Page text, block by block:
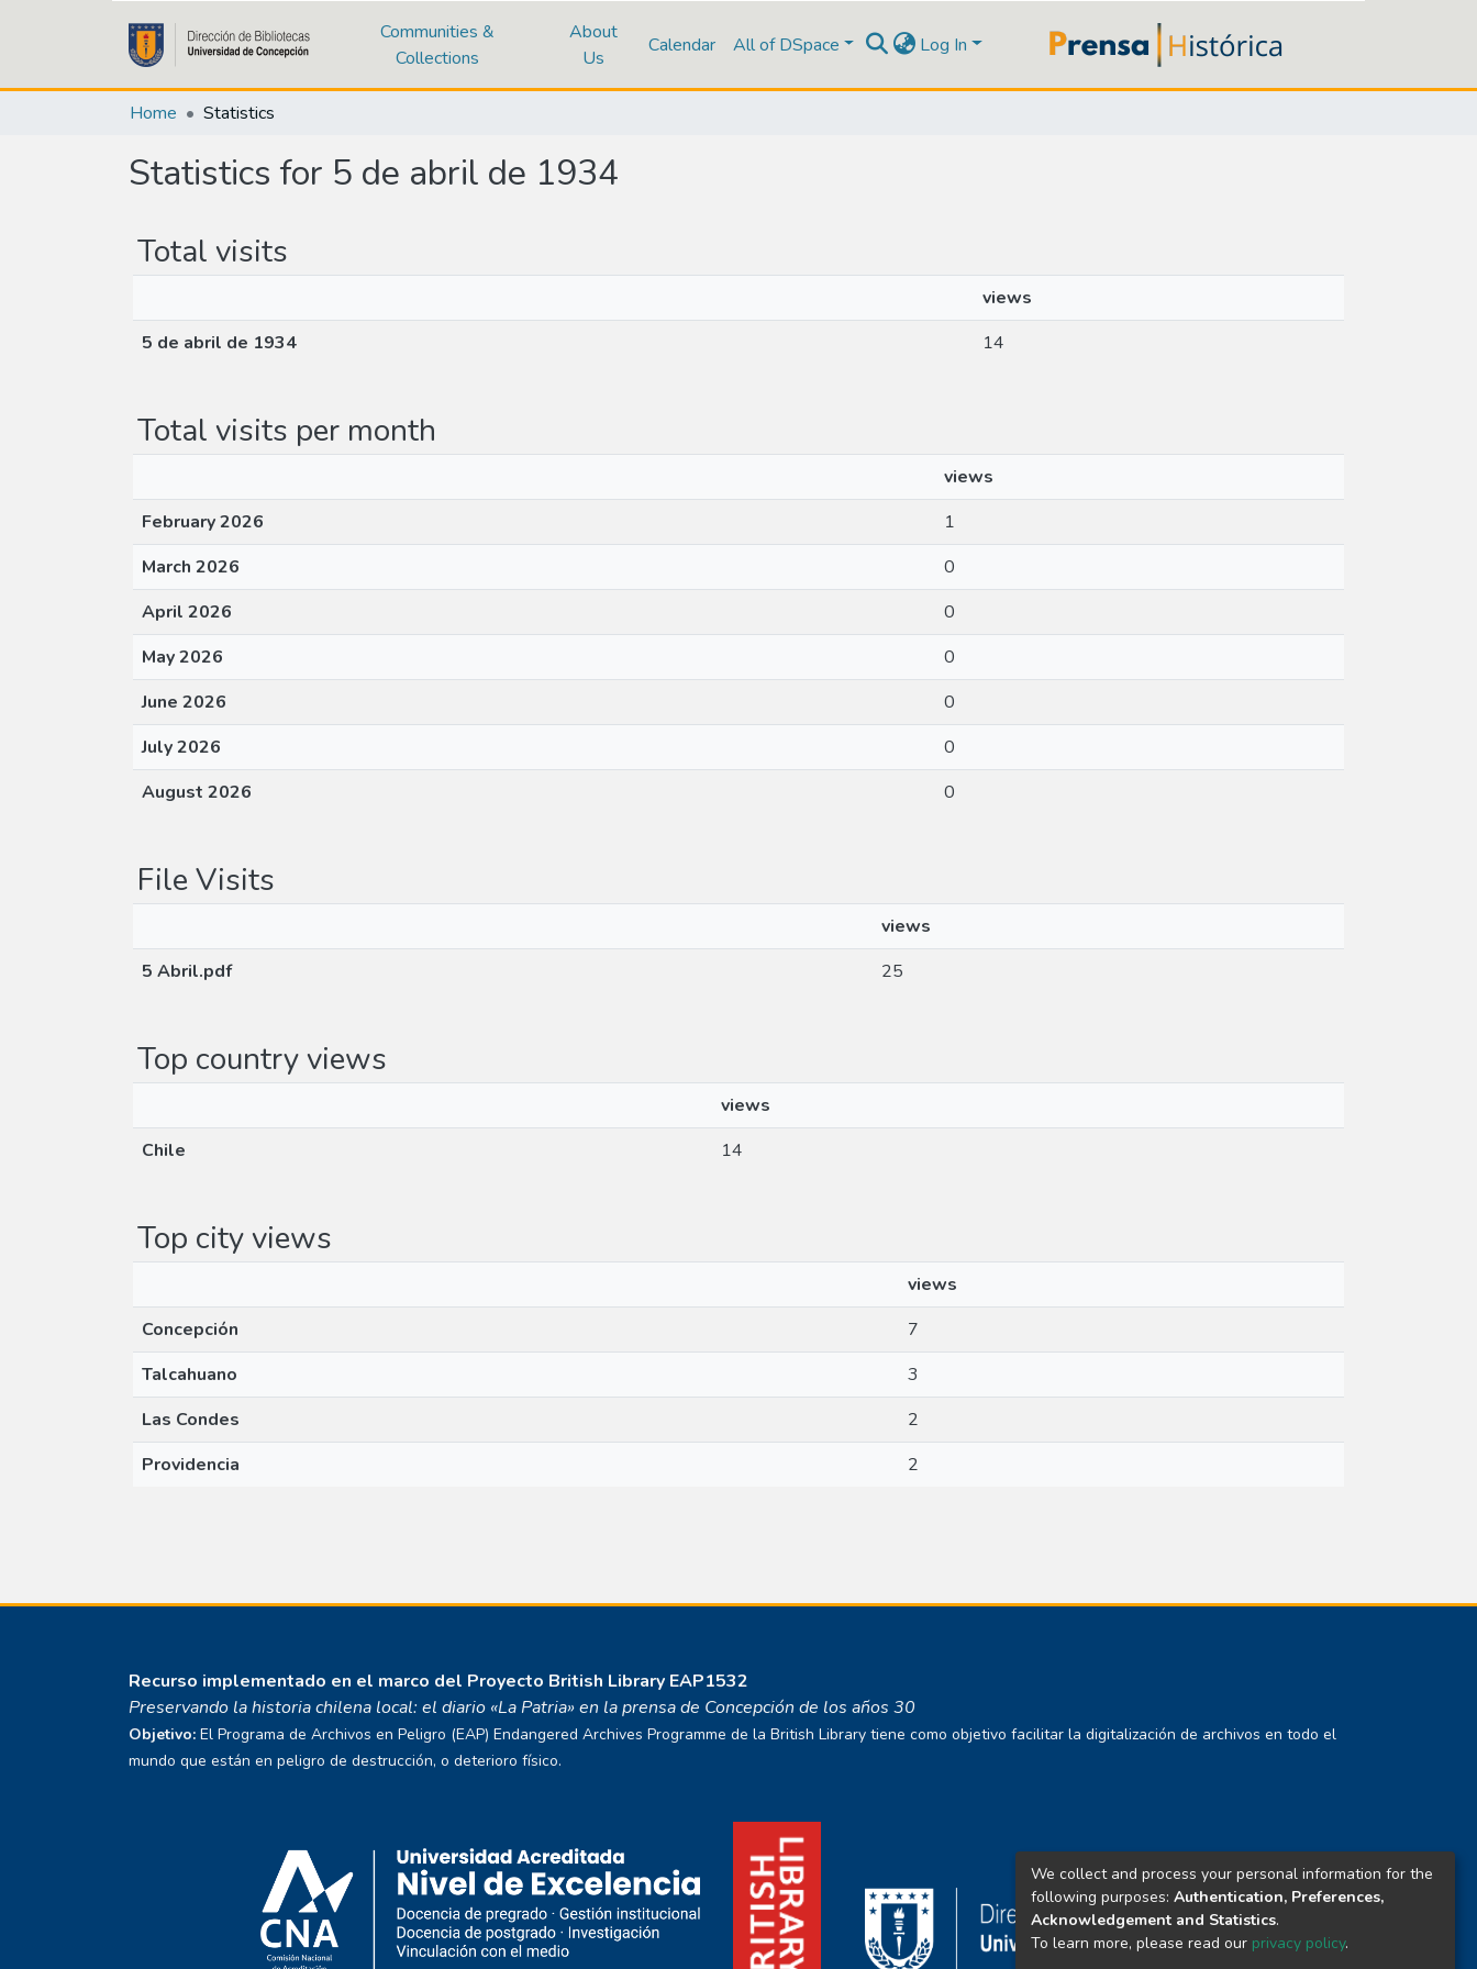
Communities &
Collections
About
Us
Calendar All of DSpace Log In
Home Statistics
Statistics for 5 de abril de 1934
Total visits
views
5 de abril de 1934
14
Total visits per month
views
February 2026
1
March 2026
0
April 2026
0
May 2026
0
June 2026
0
July 2026
0
August 2026
0
File Visits
views
5 Abril.pdf
25
Top country views
views
Chile
14
Top city views
views
Concepción
7
Talcahuano
3
Las Condes
2
Providencia
2
Recurso implementado en el marco del Proyecto British Library EAP1532
Preservando la historia chilena local: el diario «La Patria» en la prensa de Concepción de los años 30
Objetivo: El Programa de Archivos en Peligro (EAP) Endangered Archives Programme de la British Library tiene como objetivo facilitar la digitalización de archivos en todo el
mundo que están en peligro de destrucción, o deterioro físico.
We collect and process your personal information for the
following purposes: Authentication, Preferences,
Acknowledgement and Statistics.
To learn more, please read our privacy policy.